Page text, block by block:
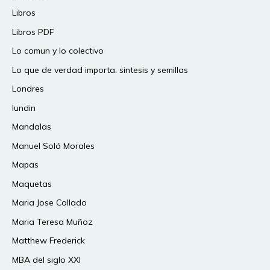
Libros
Libros PDF
Lo comun y lo colectivo
Lo que de verdad importa: sintesis y semillas
Londres
lundin
Mandalas
Manuel Solá Morales
Mapas
Maquetas
Maria Jose Collado
Maria Teresa Muñoz
Matthew Frederick
MBA del siglo XXI